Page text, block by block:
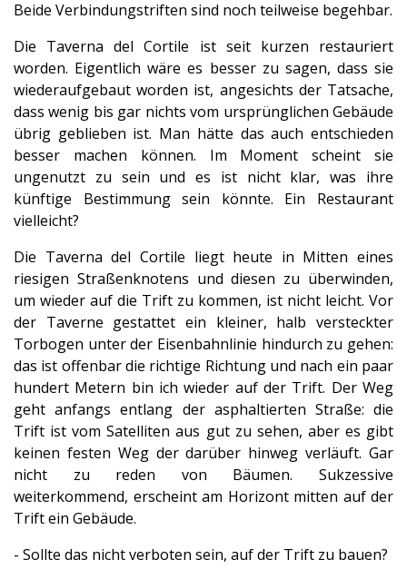
Beide Verbindungstriften sind noch teilweise begehbar.
Die Taverna del Cortile ist seit kurzen restauriert
worden. Eigentlich wäre es besser zu sagen, dass sie
wiederaufgebaut worden ist, angesichts der Tatsache,
dass wenig bis gar nichts vom ursprünglichen Gebäude
übrig geblieben ist. Man hätte das auch entschieden
besser machen können. Im Moment scheint sie
ungenutzt zu sein und es ist nicht klar, was ihre
künftige Bestimmung sein könnte. Ein Restaurant
vielleicht?
Die Taverna del Cortile liegt heute in Mitten eines
riesigen Straßenknotens und diesen zu überwinden,
um wieder auf die Trift zu kommen, ist nicht leicht. Vor
der Taverne gestattet ein kleiner, halb versteckter
Torbogen unter der Eisenbahnlinie hindurch zu gehen:
das ist offenbar die richtige Richtung und nach ein paar
hundert Metern bin ich wieder auf der Trift. Der Weg
geht anfangs entlang der asphaltierten Straße: die
Trift ist vom Satelliten aus gut zu sehen, aber es gibt
keinen festen Weg der darüber hinweg verläuft. Gar
nicht zu reden von Bäumen. Sukzessive
weiterkommend, erscheint am Horizont mitten auf der
Trift ein Gebäude.
- Sollte das nicht verboten sein, auf der Trift zu bauen?